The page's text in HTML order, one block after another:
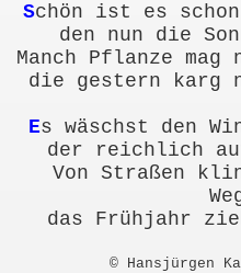
Schön ist es schon
den nun die
Manch Pflanze
die gestern karg
Es wäschst den
der reichlich
Von Straßen
das Frühjahr
© Hansjürgen